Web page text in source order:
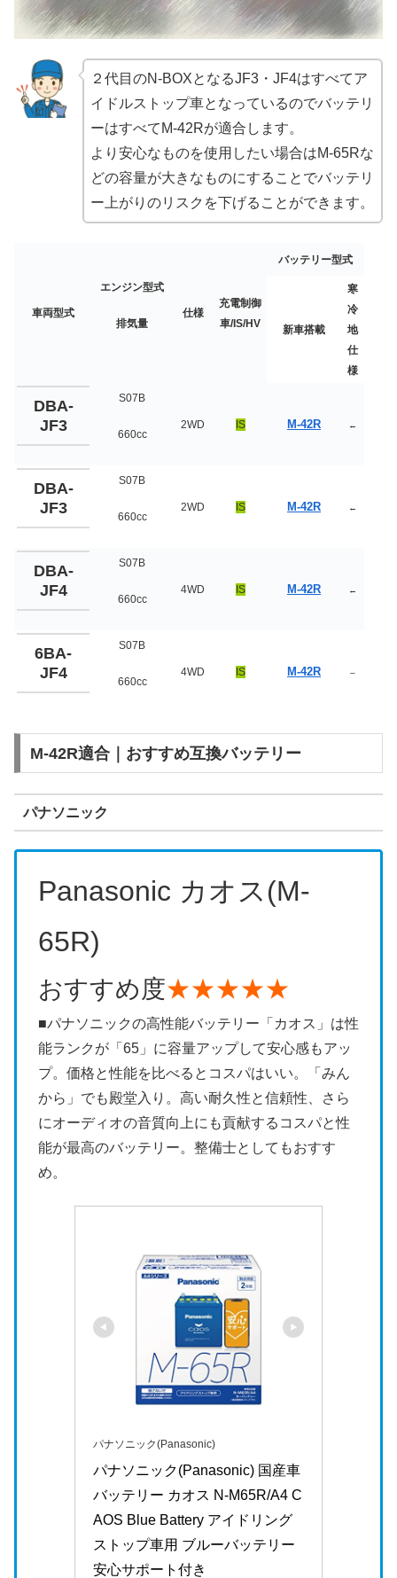
２代目のN-BOXとなるJF3・JF4はすべてア
イドルストップ車となっているのでバッテリ
ーはすべてM-42Rが適合します。
より安心なものを使用したい場合はM-65Rな
どの容量が大きなものにすることでバッテリ
ー上がりのリスクを下げることができます。
車両型式
エンジン型式
排気量
仕様
充電制御
車/IS/HV
バッテリー型式
新車搭載
寒
冷
地
仕
様
DBA-
JF3
S07B
660cc
2WD IS M-42R ←
DBA-
JF3
S07B
660cc
2WD IS M-42R ←
DBA-
JF4
S07B
660cc
4WD IS M-42R ←
6BA-
JF4
S07B
660cc
4WD IS M-42R –
M-42R適合｜おすすめ互換バッテリー
パナソニック
Panasonic カオス(M-
65R)
おすすめ度★★★★★
■パナソニックの高性能バッテリー「カオス」は性
能ランクが「65」に容量アップして安心感もアッ
プ。価格と性能を比べるとコスパはいい。「みん
から」でも殿堂入り。高い耐久性と信頼性、さら
にオーディオの音質向上にも貢献するコスパと性
能が最高のバッテリー。整備士としてもおすす
め。
パナソニック(Panasonic)
パナソニック(Panasonic) 国産車
バッテリー カオス N-M65R/A4 C
AOS Blue Battery アイドリング
ストップ車用 ブルーバッテリー
安心サポート付き